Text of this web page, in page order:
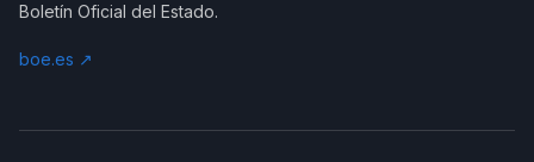
Boletín Oficial del Estado.
boe.es ↗